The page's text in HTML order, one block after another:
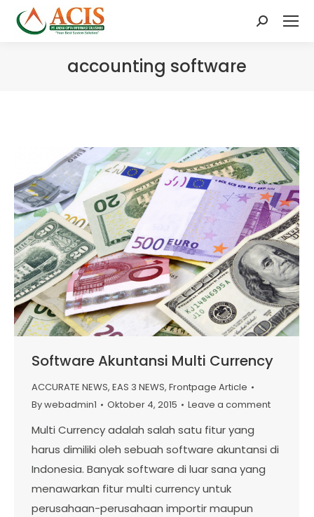
Search:
accounting software
Software Akuntansi Multi Currency
ACCURATE NEWS, EAS 3 NEWS, Frontpage Article
Bywebadmin1 Oktober 4, 2015 Leave a comment
Multi Currency adalah salah satu fitur yang
harus dimiliki oleh sebuah software akuntansi di
Indonesia. Banyak software di luar sana yang
menawarkan fitur multi currency untuk
perusahaan-perusahaan importir maupun